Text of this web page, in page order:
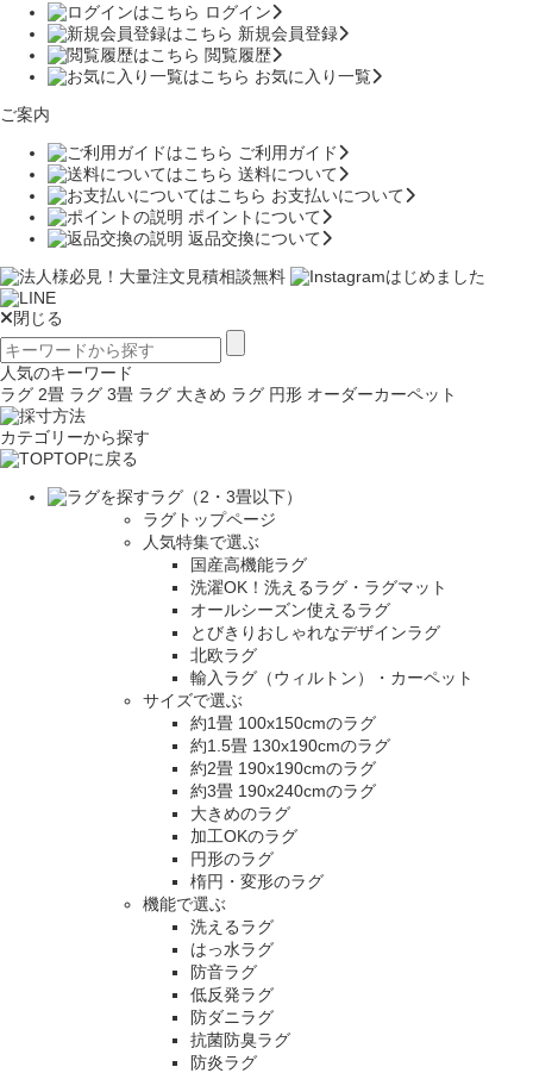
ログイン
新規会員登録
閲覧履歴
お気に入り一覧
ご案内
ご利用ガイド
送料について
お支払いについて
ポイントについて
返品交換について
閉じる
人気のキーワード
ラグ 2畳 ラグ 3畳 ラグ 大きめ ラグ 円形 オーダーカーペット
カテゴリーから探す
TOPに戻る
ラグ（2・3畳以下）
ラグトップページ
人気特集で選ぶ
国産高機能ラグ
洗濯OK！洗えるラグ・ラグマット
オールシーズン使えるラグ
とびきりおしゃれなデザインラグ
北欧ラグ
輸入ラグ（ウィルトン）・カーペット
サイズで選ぶ
約1畳 100x150cmのラグ
約1.5畳 130x190cmのラグ
約2畳 190x190cmのラグ
約3畳 190x240cmのラグ
大きめのラグ
加工OKのラグ
円形のラグ
楕円・変形のラグ
機能で選ぶ
洗えるラグ
はっ水ラグ
防音ラグ
低反発ラグ
防ダニラグ
抗菌防臭ラグ
防炎ラグ